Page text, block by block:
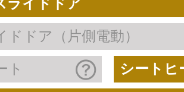
ライドドア
ドドア（片側電動）
ト シートヒ